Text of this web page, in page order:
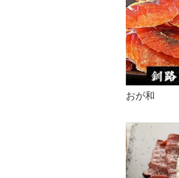
おが和